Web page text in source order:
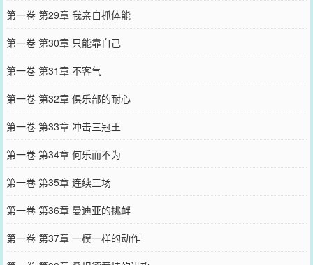
第一卷 第29章 我亲自抓体能
第一卷 第30章 只能靠自己
第一卷 第31章 不客气
第一卷 第32章 俱乐部的耐心
第一卷 第33章 冲击三冠王
第一卷 第34章 何乐而不为
第一卷 第35章 连续三场
第一卷 第36章 曼迪亚的挑衅
第一卷 第37章 一模一样的动作